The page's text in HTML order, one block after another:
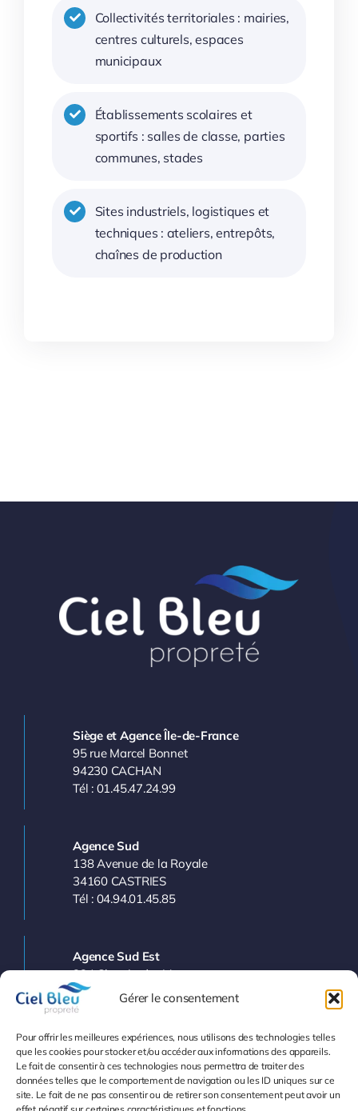
Gérer le consentement
Pour offrir les meilleures expériences, nous utilisons des technologies telles
que les cookies pour stocker et/ou accéder aux informations des appareils.
Le fait de consentir à ces technologies nous permettra de traiter des
données telles que le comportement de navigation ou les ID uniques sur ce
site. Le fait de ne pas consentir ou de retirer son consentement peut avoir un
Collectivités territoriales : mairies,
centres culturels, espaces
municipaux
Établissements scolaires et
sportifs : salles de classe, parties
communes, stades
Sites industriels, logistiques et
techniques : ateliers, entrepôts,
chaînes de production
Siège et Agence Île-de-France
95 rue Marcel Bonnet
94230 CACHAN
Tél : 01.45.47.24.99
Agence Sud
138 Avenue de la Royale
34160 CASTRIES
Tél : 04.94.01.45.85
Agence Sud Est
224 Chemin des Vergers
83143 LE VAL
Tél : 04.94.77.11.03
Info et Devis